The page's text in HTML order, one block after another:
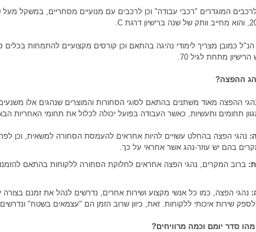
הנ"ל כמובן מצריך לימודי נהיגה בהתאם וכן קורסים מקצועיים להתמחות
ההפצה?
ההפצה מאוד משתנים בהתאם לסוגי הסחורות והמוצרים שנהגים אלו
תחומים ותעשיות, כאשר העבודה בפועל יכולה לכלול את תחומי האחריות
נהגי הפצה בהחלט עשויים להיות אחראים להעמסת הסחורה למשאית, וכן
בהם יש עוזר-נהג אשר אחראי על כך.
ברוב המקרים, נהגי הפצה אחראים לחלוקת הסחורה ללקוחות בהתאם
נהגי הפצה, כמו כל אנשי מקצוע ושירות אחרים, נדרשים לנהל את זמנם בצורה
שירות איכותי ללקוחות. זאת, כיוון שרוב הזמן הם "עצמאים בשטח"
סדר יומם וכמה מרוויחים?